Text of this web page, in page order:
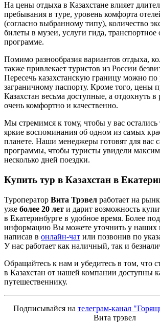
На цены отдыха в Казахстане влияет
пребывания в туре, уровень комфорта
(согласно выбранному типу), количество
билеты в музеи, услуги гида,
программе.
Помимо разнообразия вариантов отдыха,
также привлекает туристов из России
Пересечь казахстанскую границу можно по
заграничному паспорту. Кроме того, цены
Казахстан весьма доступные, а отдохнуть
очень комфортно и качественно.
Мы стремимся к тому, чтобы у вас остались
яркие воспоминания об одном из самых
планете. Наши менеджеры готовят для вас
программы, чтобы туристы увидели
несколько дней поездки.
Купить тур в Казахстан в
Туроператор Вита Трэвел работает на
уже более 20 лет и дарит возможность
в Екатеринбурге в удобное время. Более
информацию Вы можете уточнить у наших
написав в онлайн-чат или позвонив по
У нас работает как наличный, так и
Обращайтесь к нам и убедитесь в том, что
в Казахстан от нашей компании доступны
путешественнику.
Подписывайся на телеграм-канал
Вита трэвел